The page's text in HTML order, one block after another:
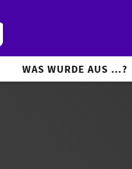
WAS WURDE AUS …?